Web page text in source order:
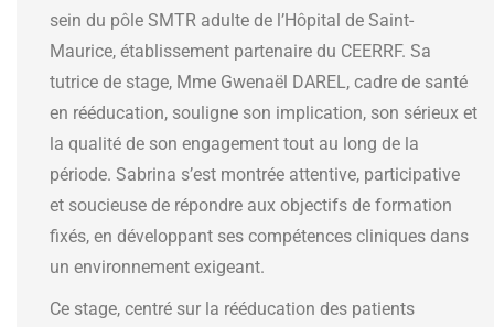
sein du pôle SMTR adulte de l’Hôpital de Saint-
Maurice, établissement partenaire du CEERRF. Sa
tutrice de stage, Mme Gwenaël DAREL, cadre de santé
en rééducation, souligne son implication, son sérieux et
la qualité de son engagement tout au long de la
période. Sabrina s’est montrée attentive, participative
et soucieuse de répondre aux objectifs de formation
fixés, en développant ses compétences cliniques dans
un environnement exigeant.
Ce stage, centré sur la rééducation des patients